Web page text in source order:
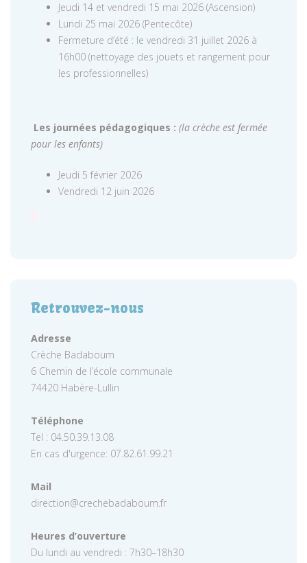
Jeudi 14 et vendredi 15 mai 2026 (Ascension)
Lundi 25 mai 2026 (Pentecôte)
Fermeture d’été : le vendredi 31 juillet 2026 à
16h00 (nettoyage des jouets et rangement pour
les professionnelles)
Les journées pédagogiques : (la crèche est fermée
pour les enfants)
Jeudi 5 février 2026
Vendredi 12 juin 2026
Retrouvez-nous
Adresse
Crèche Badaboum
6 Chemin de l’école communale
74420 Habère-Lullin
Téléphone
Tel : 04.50.39.13.08
En cas d'urgence: 07.82.61.99.21
Mail
direction@crechebadaboum.fr
Heures d’ouverture
Du lundi au vendredi : 7h30–18h30